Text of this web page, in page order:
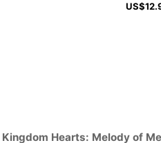
US$
Kingdom Hearts: Melody of